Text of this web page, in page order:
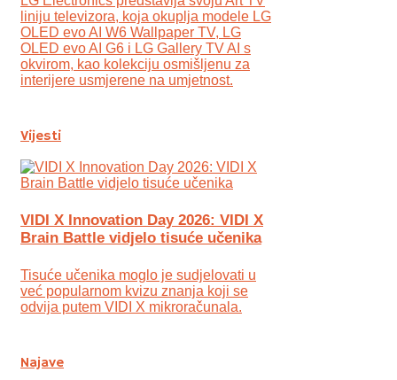
liniju televizora, koja okuplja modele LG
OLED evo AI W6 Wallpaper TV, LG
OLED evo AI G6 i LG Gallery TV AI s
okvirom, kao kolekciju osmišljenu za
interijere usmjerene na umjetnost.
Vijesti
VIDI X Innovation Day 2026: VIDI X
Brain Battle vidjelo tisuće učenika
Tisuće učenika moglo je sudjelovati u
već popularnom kvizu znanja koji se
odvija putem VIDI X mikroračunala.
Najave